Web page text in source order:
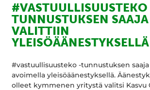
TUNNUSTUKSEN SAAJA
VALITTIIN
YLEISÖÄÄNESTYKSELLÄ
#vastuullisuusteko -tunnustuksen
avoimella yleisöäänestyksellä.
olleet kymmenen yritystä valitsi Kasvu